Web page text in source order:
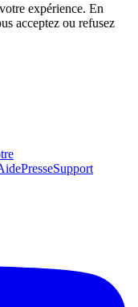
expérience. En
acceptez ou refusez
PresseSupport